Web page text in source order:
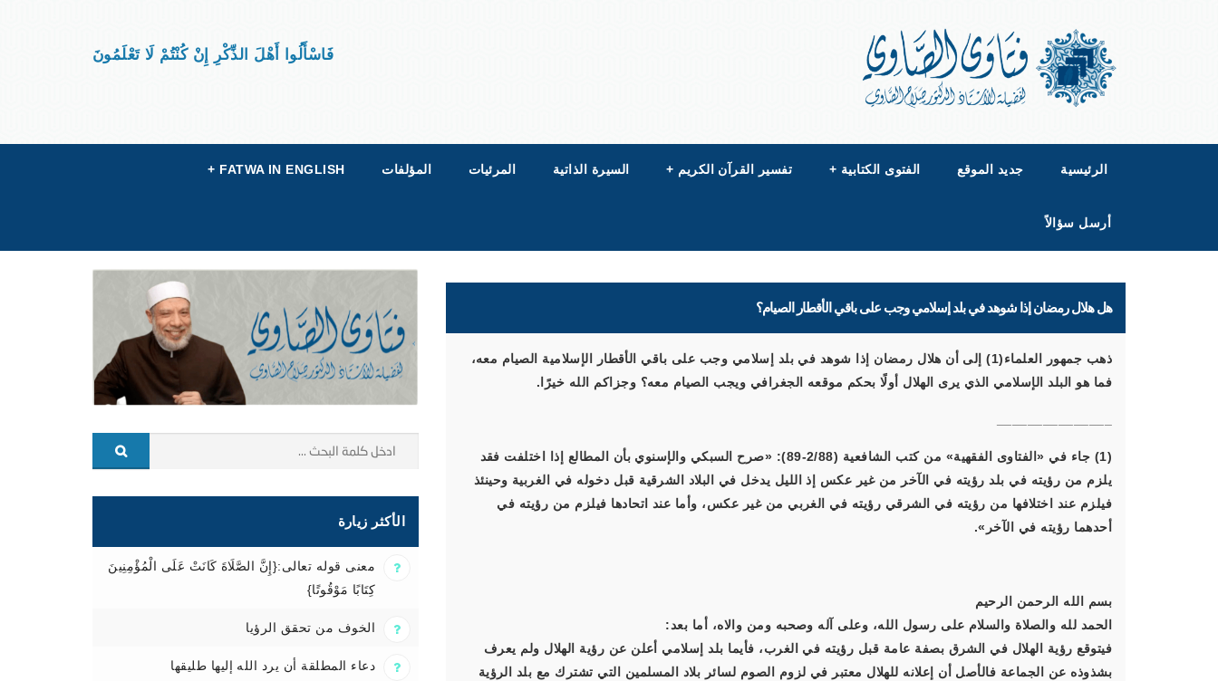
فَاسْأَلُوا أَهْلَ الذِّكْرِ إِنْ كُنْتُمْ لَا تَعْلَمُونَ
الرئيسية جديد الموقع الفتوى الكتابية + تفسير القرآن الكريم + السيرة الذاتية المرئيات المؤلفات FATWA IN ENGLISH
+
أرسل سؤالاً
هل هلال رمضان إذا شوهد في بلد إسلامي وجب على باقي الأقطار الصيام؟
ذهب جمهور العلماء(1) إلى أن هلال رمضان إذا شوهد في بلد إسلامي وجب على باقي الأقطار الإسلامية الصيام معه،
فما هو البلد الإسلامي الذي يرى الهلال أولًا بحكم موقعه الجغرافي ويجب الصيام معه؟ وجزاكم الله خيرًا.
(1) جاء في «الفتاوى الفقهية» من كتب الشافعية (2/88-89): «صرح السبكي والإسنوي بأن المطالع إذا اختلفت فقد
يلزم من رؤيته في بلد رؤيته في الآخر من غير عكس إذ الليل يدخل في البلاد الشرقية قبل دخوله في الغربية وحينئذ
فيلزم عند اختلافها من رؤيته في الشرقي رؤيته في الغربي من غير عكس، وأما عند اتحادها فيلزم من رؤيته في
أحدهما رؤيته في الآخر».
بسم الله الرحمن الرحيم
الحمد لله والصلاة والسلام على رسول الله، وعلى آله وصحبه ومن والاه، أما بعد:
فيتوقع رؤية الهلال في الشرق بصفة عامة قبل رؤيته في الغرب، فأيما بلد إسلامي أعلن عن رؤية الهلال ولم يعرف
بشذوذه عن الجماعة فالأصل أن إعلانه للهلال معتبر في لزوم الصوم لسائر بلاد المسلمين التي تشترك مع بلد الرؤية
الأكثر زيارة
معنى قوله تعالى:{إِنَّ الصَّلَاةَ كَانَتْ عَلَى الْمُؤْمِنِينَ
كِتَابًا مَوْقُوتًا}
الخوف من تحقق الرؤيا
دعاء المطلقة أن يرد الله إليها طليقها